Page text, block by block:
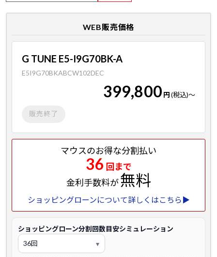
WEB販売価格
G TUNE E5-I9G70BK-A
E5I9G70BKABCW102DEC
399,800 円(税込)～
販売終了
マウスのお得な分割払い
36 回まで
金利手数料が無料
ショッピングローンについて詳しくはこちら▶
ショッピングローン分割回数目安シミュレーション